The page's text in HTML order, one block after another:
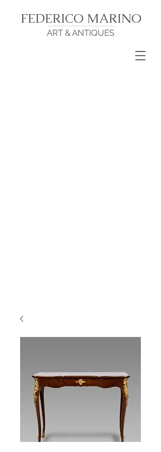
FEDERICO MARINO
ART & ANTIQUES